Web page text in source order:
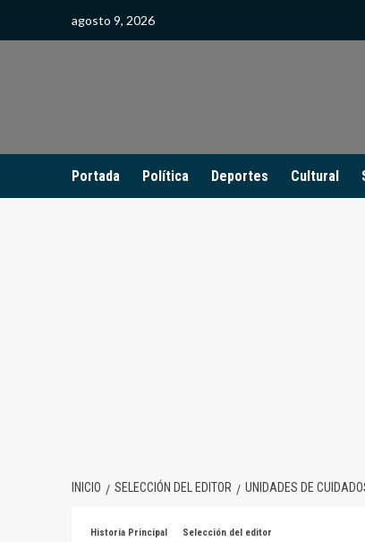
agosto 9, 2026
Portada Política Deportes Cultural
INICIO SELECCIÓN DEL EDITOR UNIDADES DE
Historia Principal Selección del editor